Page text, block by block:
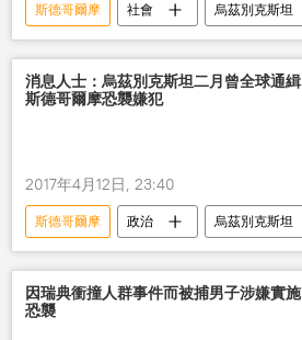
斯德哥爾摩 社會
烏茲別克斯坦
恐襲
消息人士：烏茲別克斯坦二月曾全球通緝
斯德哥爾摩恐襲嫌犯
2017年4月12日, 23:40
斯德哥爾摩 政治
烏茲別克斯坦
死亡
反恐
因瑞典衝撞人群事件而被捕男子涉嫌實施
恐襲